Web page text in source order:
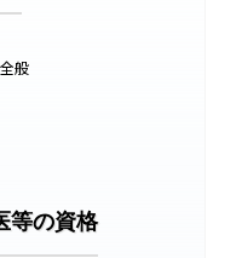
般
等の資格